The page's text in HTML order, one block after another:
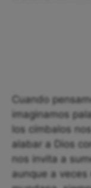
Cuando
imaginamos
los címbalos
alabar a Dios
nos invita a
aunque a